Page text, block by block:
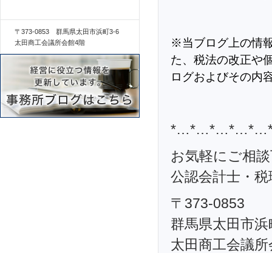
※当ブログ上の情
た、税法の改正や
ログおよびその内
お気軽にご相
公認会計士・
〒373-0853
群馬県太田市
太田商工会議
〒373-0853 群馬県太田市浜町3-6
太田商工会議所会館4階